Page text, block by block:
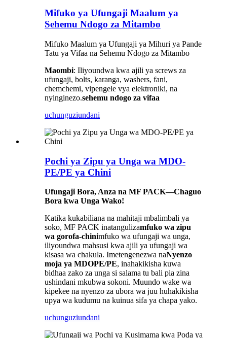
Mifuko ya Ufungaji Maalum ya
Sehemu Ndogo za Mitambo
Mifuko Maalum ya Ufungaji ya Mihuri ya Pande
Tatu ya Vifaa na Sehemu Ndogo za Mitambo
Maombi: Iliyoundwa kwa ajili ya screws za
ufungaji, bolts, karanga, washers, fani,
chemchemi, vipengele vya elektroniki, na
nyinginezo.sehemu ndogo za vifaa
uchunguziundani
Pochi ya Zipu ya Unga wa MDO-
PE/PE ya Chini
Ufungaji Bora, Anza na MF PACK—Chaguo
Bora kwa Unga Wako!
Katika kukabiliana na mahitaji mbalimbali ya
soko, MF PACK inatangulizamfuko wa zipu
wa gorofa-chinimfuko wa ufungaji wa unga,
iliyoundwa mahsusi kwa ajili ya ufungaji wa
kisasa wa chakula. Imetengenezwa naNyenzo
moja ya MDOPE/PE, inahakikisha kuwa
bidhaa zako za unga si salama tu bali pia zina
ushindani mkubwa sokoni. Muundo wake wa
kipekee na nyenzo za ubora wa juu huhakikisha
upya wa kudumu na kuinua sifa ya chapa yako.
uchunguziundani